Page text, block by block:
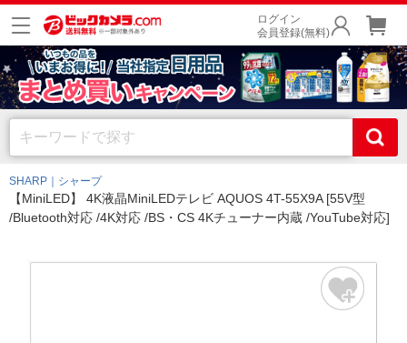
ログイン
会員登録(無料)
SHARP｜シャープ
【MiniLED】 4K液晶MiniLEDテレビ AQUOS 4T-55X9A [55V型
/Bluetooth対応 /4K対応 /BS・CS 4Kチューナー内蔵 /YouTube対応]